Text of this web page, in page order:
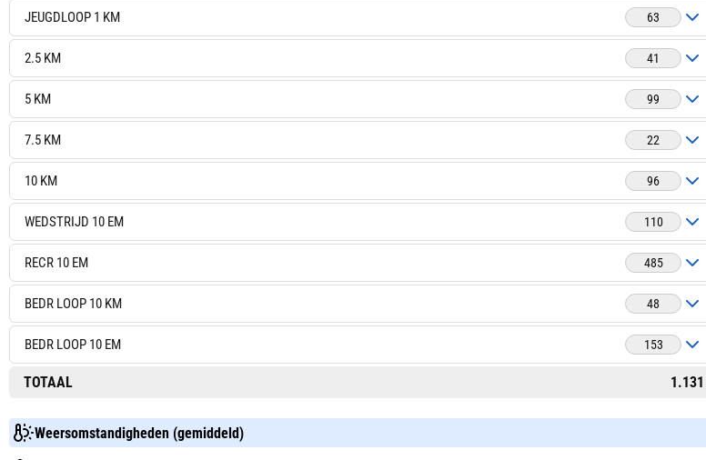
JEUGDLOOP 1 KM 63
2.5 KM 41
5 KM 99
7.5 KM 22
10 KM 96
WEDSTRIJD 10 EM 110
RECR 10 EM 485
BEDR LOOP 10 KM 48
BEDR LOOP 10 EM 153
TOTAAL 1.131
Weersomstandigheden (gemiddeld)